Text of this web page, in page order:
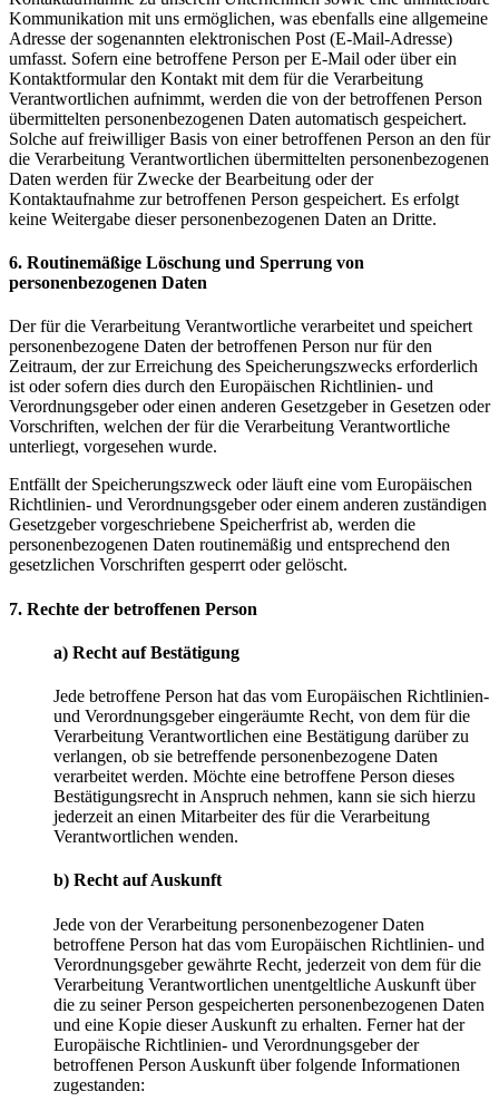
Kommunikation mit uns ermöglichen, was ebenfalls eine allgemeine
Adresse der sogenannten elektronischen Post (E-Mail-Adresse)
umfasst. Sofern eine betroffene Person per E-Mail oder über ein
Kontaktformular den Kontakt mit dem für die Verarbeitung
Verantwortlichen aufnimmt, werden die von der betroffenen Person
übermittelten personenbezogenen Daten automatisch gespeichert.
Solche auf freiwilliger Basis von einer betroffenen Person an den für
die Verarbeitung Verantwortlichen übermittelten personenbezogenen
Daten werden für Zwecke der Bearbeitung oder der
Kontaktaufnahme zur betroffenen Person gespeichert. Es erfolgt
keine Weitergabe dieser personenbezogenen Daten an Dritte.
6. Routinemäßige Löschung und Sperrung von
personenbezogenen Daten
Der für die Verarbeitung Verantwortliche verarbeitet und speichert
personenbezogene Daten der betroffenen Person nur für den
Zeitraum, der zur Erreichung des Speicherungszwecks erforderlich
ist oder sofern dies durch den Europäischen Richtlinien- und
Verordnungsgeber oder einen anderen Gesetzgeber in Gesetzen oder
Vorschriften, welchen der für die Verarbeitung Verantwortliche
unterliegt, vorgesehen wurde.
Entfällt der Speicherungszweck oder läuft eine vom Europäischen
Richtlinien- und Verordnungsgeber oder einem anderen zuständigen
Gesetzgeber vorgeschriebene Speicherfrist ab, werden die
personenbezogenen Daten routinemäßig und entsprechend den
gesetzlichen Vorschriften gesperrt oder gelöscht.
7. Rechte der betroffenen Person
a) Recht auf Bestätigung
Jede betroffene Person hat das vom Europäischen Richtlinien-
und Verordnungsgeber eingeräumte Recht, von dem für die
Verarbeitung Verantwortlichen eine Bestätigung darüber zu
verlangen, ob sie betreffende personenbezogene Daten
verarbeitet werden. Möchte eine betroffene Person dieses
Bestätigungsrecht in Anspruch nehmen, kann sie sich hierzu
jederzeit an einen Mitarbeiter des für die Verarbeitung
Verantwortlichen wenden.
b) Recht auf Auskunft
Jede von der Verarbeitung personenbezogener Daten
betroffene Person hat das vom Europäischen Richtlinien- und
Verordnungsgeber gewährte Recht, jederzeit von dem für die
Verarbeitung Verantwortlichen unentgeltliche Auskunft über
die zu seiner Person gespeicherten personenbezogenen Daten
und eine Kopie dieser Auskunft zu erhalten. Ferner hat der
Europäische Richtlinien- und Verordnungsgeber der
betroffenen Person Auskunft über folgende Informationen
zugestanden: